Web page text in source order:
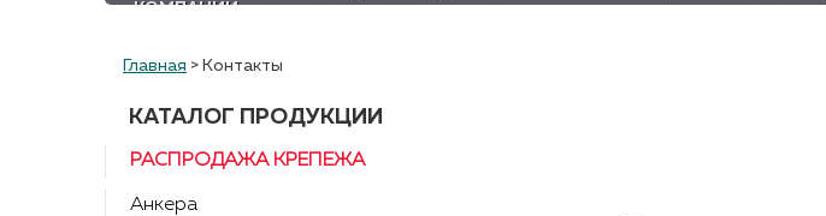
КОМПАНИИ
Информация
ГОСТ/ISO
Главная > Контакты
КАТАЛОГ ПРОДУКЦИИ
РАСПРОДАЖА КРЕПЕЖА
Анкера